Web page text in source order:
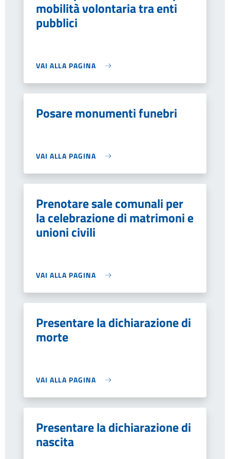
mobilità volontaria tra enti
pubblici
VAI ALLA PAGINA
Posare monumenti funebri
VAI ALLA PAGINA
Prenotare sale comunali per
la celebrazione di matrimoni e
unioni civili
VAI ALLA PAGINA
Presentare la dichiarazione di
morte
VAI ALLA PAGINA
Presentare la dichiarazione di
nascita